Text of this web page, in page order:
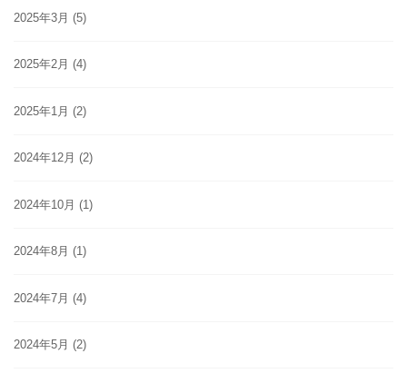
2025年3月 (5)
2025年2月 (4)
2025年1月 (2)
2024年12月 (2)
2024年10月 (1)
2024年8月 (1)
2024年7月 (4)
2024年5月 (2)